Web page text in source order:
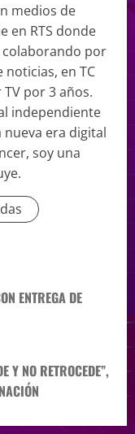
medios de
en RTS donde
colaborando por
en TC
por 3 años.
independiente
era digital
soy una
ENTREGA DE
Y NO RETROCEDE”,